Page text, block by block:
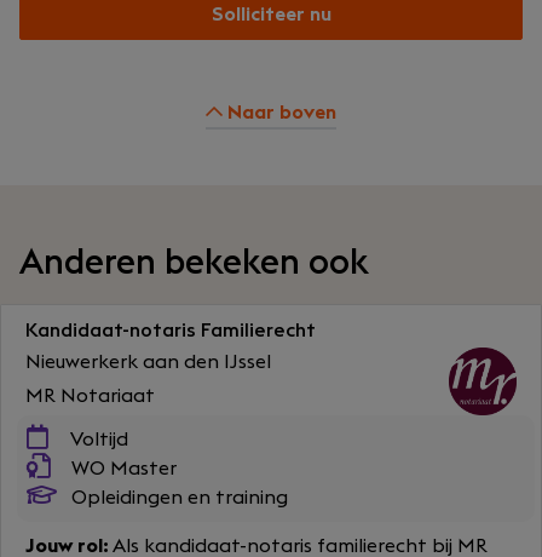
Solliciteer nu
Naar boven
Anderen bekeken ook
Kandidaat-notaris Familierecht
Nieuwerkerk aan den IJssel
MR Notariaat
Voltijd
WO Master
Opleidingen en training
Jouw rol: Als kandidaat-notaris familierecht bij MR